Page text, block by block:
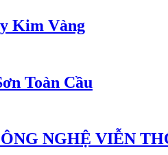
Kim Vàng
Toàn Cầu
NGHỆ VIỄN